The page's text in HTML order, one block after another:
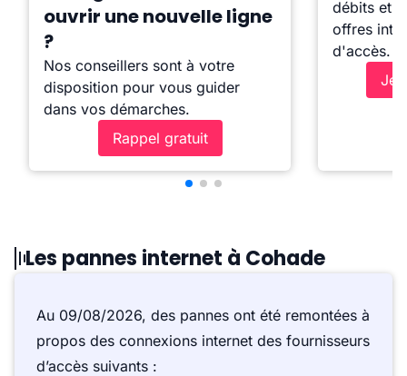
ouvrir une nouvelle ligne
?
Nos conseillers sont à votre
disposition pour vous guider
dans vos démarches.
Rappel gratuit
débits et
offres
d'accès.
Je
Les pannes internet à Cohade
Au 09/08/2026, des pannes ont été remontées à
propos des connexions internet des fournisseurs
d’accès suivants :